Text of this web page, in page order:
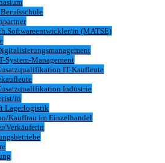
in (MATSE)
System-Management
IT-Kaufleute
Industrie
in
Lagerlogistik
Kauffrau im Einzelhandel
Verkäuferin